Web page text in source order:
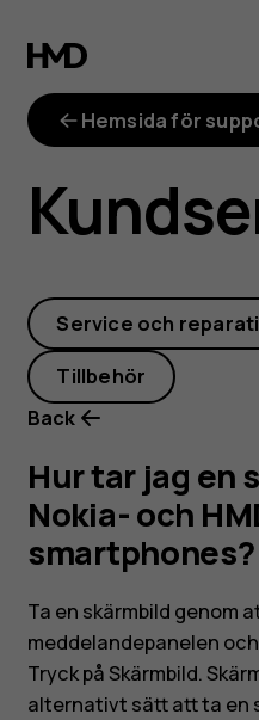
Hur
tar
jag
en
på
Nokia-
och
HMD-
Hemsida för
Service och
Tillbehör
Back
Hur tar jag en
Nokia- och
smartphones?
Ta en skärmbild genom
meddelandepanelen
Tryck på Skärmbild.
alternativt sätt att ta en